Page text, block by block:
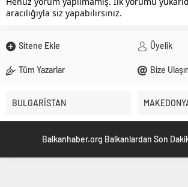
aracılığıyla siz yapabilirsiniz.
Sitene Ekle Üyelik
Tüm Yazarlar Bize
BULGARİSTAN
Balkanhaber.org Balkanlardan Son